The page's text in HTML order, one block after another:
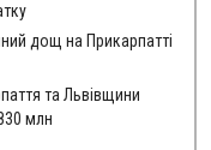
дощ на Прикарпатті
та Львівщини
млн